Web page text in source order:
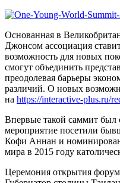
Основанная в
Джонсом ассоциация
возможность для новых
смогут объединить
преодолевая барьеры
различий. О новых
на https://interactive-plus.ru/
Впервые такой саммит был
мероприятие посетили
Кофи Аннан и
мира в 2015 году
Церемония открытия